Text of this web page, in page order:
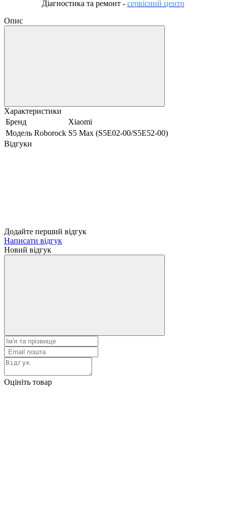
Діагностика та ремонт - сервісний центр
Опис
Характеристики
Бренд
Xiaomi
Модель Roborock S5 Max (S5E02-00/S5E52-00)
Відгуки
Додайте перший відгук
Написати відгук
Новий відгук
Оцініть товар